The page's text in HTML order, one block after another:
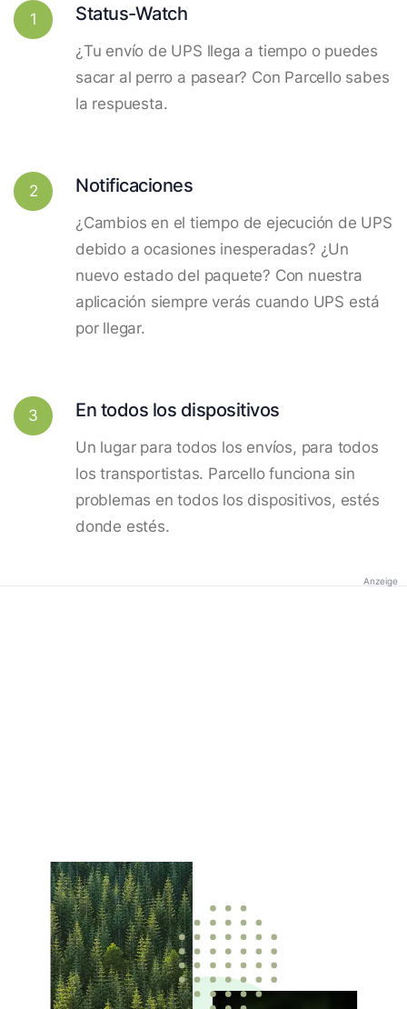
1 Status-Watch
¿Tu envío de UPS llega a tiempo o puedes
sacar al perro a pasear? Con Parcello sabes
la respuesta.
2 Notificaciones
¿Cambios en el tiempo de ejecución de UPS
debido a ocasiones inesperadas? ¿Un
nuevo estado del paquete? Con nuestra
aplicación siempre verás cuando UPS está
por llegar.
3 En todos los dispositivos
Un lugar para todos los envíos, para todos
los transportistas. Parcello funciona sin
problemas en todos los dispositivos, estés
donde estés.
Anzeige